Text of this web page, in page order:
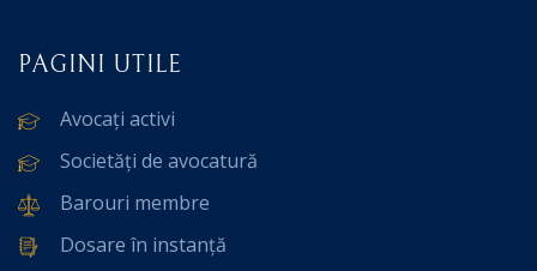
PAGINI UTILE
Avocați activi
Societăți de avocatură
Barouri membre
Dosare în instanță